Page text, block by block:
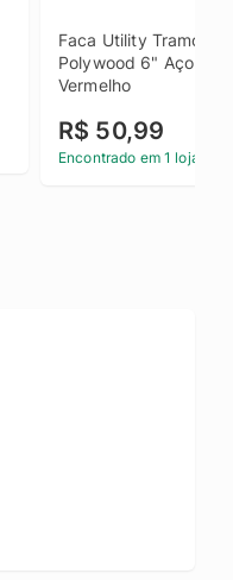
Faca Utility
Polywood 6" Aço Inox
Vermelho
R$ 50,99
Encontrado em 1 loja